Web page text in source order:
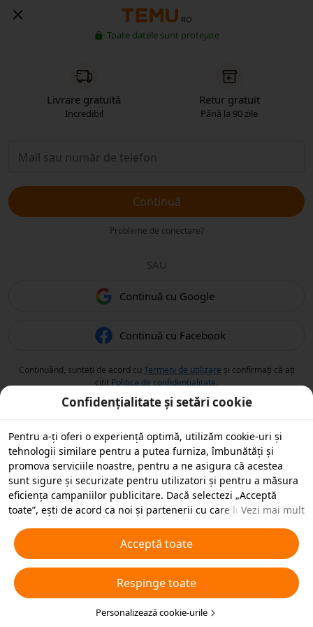
RO
Toate datele sunt protejate
Livrare gratuită
Incredibil
Retur gratuit
Până la 90 zile
Continuă
Probleme de conectare?
SAU
Continuă cu Google
Continuă cu Facebook
Continuând, sunteți de acord cu Termeni de utilizare și confirmați că ați
citit Politica de confidențialitate.
Confidențialitate și setări cookie
Pentru a-ți oferi o experiență optimă, utilizăm cookie-uri și
tehnologii similare pentru a putea furniza, îmbunătăți și
promova serviciile noastre, pentru a ne asigura că acestea
sunt sigure și securizate pentru utilizatori și pentru a măsura
eficiența campaniilor publicitare. Dacă selectezi „Acceptă
toate”, ești de acord ca noi și partenerii cu care lucrăm să
scopuri publicitare. De asemenea, poți „Respinge toate”
cookie-urile neesențiale sau poți alege ce tipuri de cookie-uri
dorești să accepți sau să dezactivezi, printr-un clic mai jos pe
„Personalizare cookie-uri” sau în orice moment în setările de
confidențialitate. Pentru mai multe detalii, veziPolitica noastră
privind cookie-urile și tehnologiile similare .
Vezi mai mult
Acceptă toate
Respinge toate
Personalizează cookie-urile